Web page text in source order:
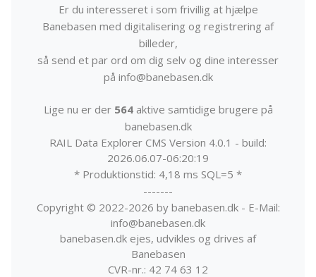
Er du interesseret i som frivillig at hjælpe
Banebasen med digitalisering og registrering af
billeder,
så send et par ord om dig selv og dine interesser
på info@banebasen.dk
Lige nu er der 564aktive samtidige brugere på
banebasen.dk
RAIL Data Explorer CMS Version 4.0.1 - build:
2026.06.07-06:20:19
* Produktionstid: 4,18 ms SQL=5 *
-------
Copyright © 2022-2026 by banebasen.dk - E-Mail:
info@banebasen.dk
banebasen.dk ejes, udvikles og drives af
Banebasen
CVR-nr.: 42 74 63 12